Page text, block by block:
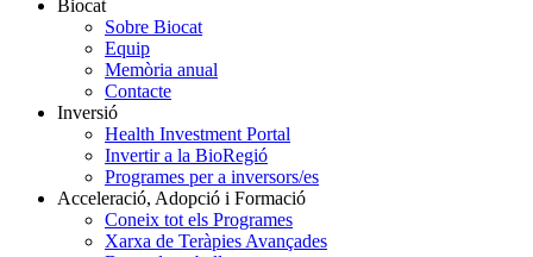
Biocat
Sobre Biocat
Equip
Memòria anual
Contacte
Inversió
Health Investment Portal
Invertir a la BioRegió
Programes per a inversors/es
Acceleració, Adopció i Formació
Coneix tot els Programes
Xarxa de Teràpies Avançades